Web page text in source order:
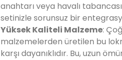
anahtarı veya havalı
setinizle sorunsuz bir
Yüksek Kaliteli Malzeme:
malzemelerden üretilen bu
karşı dayanıklıdır. Bu, uzun